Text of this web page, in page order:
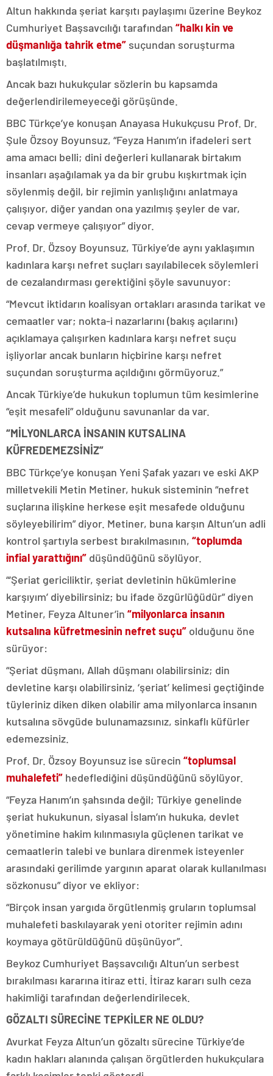
Altun hakkında şeriat karşıtı paylaşımı üzerine Beykoz
Cumhuriyet Başsavcılığı tarafından “halkı kin ve
düşmanlığa tahrik etme” suçundan soruşturma
başlatılmıştı.
Ancak bazı hukukçular sözlerin bu kapsamda
değerlendirilemeyeceği görüşünde.
BBC Türkçe’ye konuşan Anayasa Hukukçusu Prof. Dr.
Şule Özsoy Boyunsuz, “Feyza Hanım’ın ifadeleri sert
ama amacı belli; dini değerleri kullanarak birtakım
insanları aşağılamak ya da bir grubu kışkırtmak için
söylenmiş değil, bir rejimin yanlışlığını anlatmaya
çalışıyor, diğer yandan ona yazılmış şeyler de var,
cevap vermeye çalışıyor” diyor.
Prof. Dr. Özsoy Boyunsuz, Türkiye’de aynı yaklaşımın
kadınlara karşı nefret suçları sayılabilecek söylemleri
de cezalandırması gerektiğini şöyle savunuyor:
“Mevcut iktidarın koalisyan ortakları arasında tarikat ve
cemaatler var; nokta-i nazarlarını (bakış açılarını)
açıklamaya çalışırken kadınlara karşı nefret suçu
işliyorlar ancak bunların hiçbirine karşı nefret
suçundan soruşturma açıldığını görmüyoruz.”
Ancak Türkiye’de hukukun toplumun tüm kesimlerine
“eşit mesafeli” olduğunu savunanlar da var.
“MİLYONLARCA İNSANIN KUTSALINA
KÜFREDEMEZSİNİZ”
BBC Türkçe’ye konuşan Yeni Şafak yazarı ve eski AKP
milletvekili Metin Metiner, hukuk sisteminin “nefret
suçlarına ilişkine herkese eşit mesafede olduğunu
söyleyebilirim” diyor. Metiner, buna karşın Altun’un adli
kontrol şartıyla serbest bırakılmasının, “toplumda
infial yarattığını” düşündüğünü söylüyor.
“‘Şeriat gericiliktir, şeriat devletinin hükümlerine
karşıyım’ diyebilirsiniz; bu ifade özgürlüğüdür” diyen
Metiner, Feyza Altuner’in “milyonlarca insanın
kutsalına küfretmesinin nefret suçu” olduğunu öne
sürüyor:
“Şeriat düşmanı, Allah düşmanı olabilirsiniz; din
devletine karşı olabilirsiniz, ‘şeriat’ kelimesi geçtiğinde
tüyleriniz diken diken olabilir ama milyonlarca insanın
kutsalına sövgüde bulunamazsınız, sinkaflı küfürler
edemezsiniz.
Prof. Dr. Özsoy Boyunsuz ise sürecin “toplumsal
muhalefeti” hedeflediğini düşündüğünü söylüyor.
“Feyza Hanım’ın şahsında değil; Türkiye genelinde
şeriat hukukunun, siyasal İslam’ın hukuka, devlet
yönetimine hakim kılınmasıyla güçlenen tarikat ve
cemaatlerin talebi ve bunlara direnmek isteyenler
arasındaki gerilimde yargının aparat olarak kullanılması
sözkonusu” diyor ve ekliyor:
“Birçok insan yargıda örgütlenmiş gruların toplumsal
muhalefeti baskılayarak yeni otoriter rejimin adını
koymaya götürüldüğünü düşünüyor”.
Beykoz Cumhuriyet Başsavcılığı Altun’un serbest
bırakılması kararına itiraz etti. İtiraz kararı sulh ceza
hakimliği tarafından değerlendirilecek.
GÖZALTI SÜRECİNE TEPKİLER NE OLDU?
Avurkat Feyza Altun’un gözaltı sürecine Türkiye’de
kadın hakları alanında çalışan örgütlerden hukukçulara